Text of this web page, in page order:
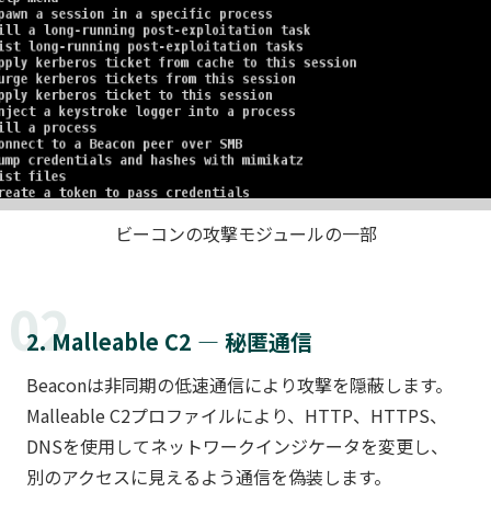
ビーコンの攻撃モジュールの一部
02
2. Malleable C2 — 秘匿通信
Beaconは非同期の低速通信により攻撃を隠蔽します。
Malleable C2プロファイルにより、HTTP、HTTPS、
DNSを使用してネットワークインジケータを変更し、
別のアクセスに見えるよう通信を偽装します。